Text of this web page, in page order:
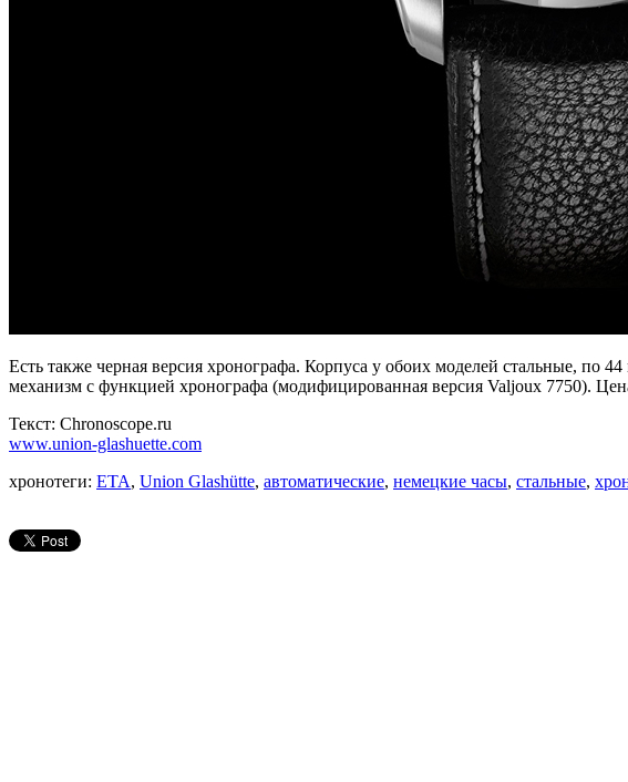
Есть также черная версия хронографа. Корпуса у обоих моделей стальные, по
механизм с функцией хронографа (модифицированная версия Valjoux 7750).
Текст: Chronoscope.ru
www.union-glashuette.com
хронотеги: ETA, Union Glashütte, автоматические, немецкие часы, стальные,